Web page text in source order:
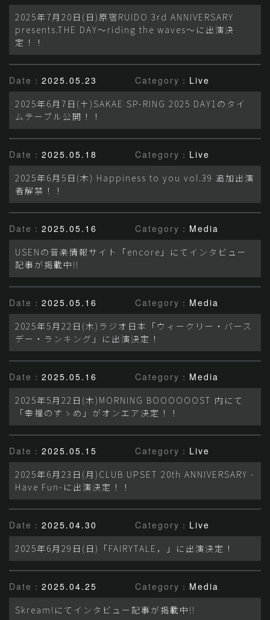
2025年7月20日(日)原宿RUIDO 3rd ANNIVERSARY
presents.THE DAY～riding the waves～に出演決
定！！
Date： 2025.05.23 Category： Live
2025年6月7日(土)SAKAE SP-RING 2025 DAY1のタイ
ムテーブル公開！！
Date： 2025.05.18 Category： Live
2025年6月5日(木) Happiness to you vol.39 追加出演
者解禁！！
Date： 2025.05.16 Category： Media
USENの音楽情報サイト「encore」にてインタビュー
記事が掲載中!!
Date： 2025.05.16 Category： Media
2025年5月22日(木)ラジオ日本「ウィークリー・バース
デー・ランキング」に出演決定！
Date： 2025.05.16 Category： Media
2025年5月22日(木)MORNING BOOOOOOST 内にて
「幸福のすゝめ」がオンエア決定！！
Date： 2025.05.15 Category： Live
2025年6月23日(月)CLUB UPSET 20th ANNIVERSARY -
Have Fun-に出演決定！！
Date： 2025.04.30 Category： Live
2025年6月29日(日)「FAIRYTALE，」に出演決定！
Date： 2025.04.25 Category： Media
Skream!にてインタビュー記事が掲載中!!